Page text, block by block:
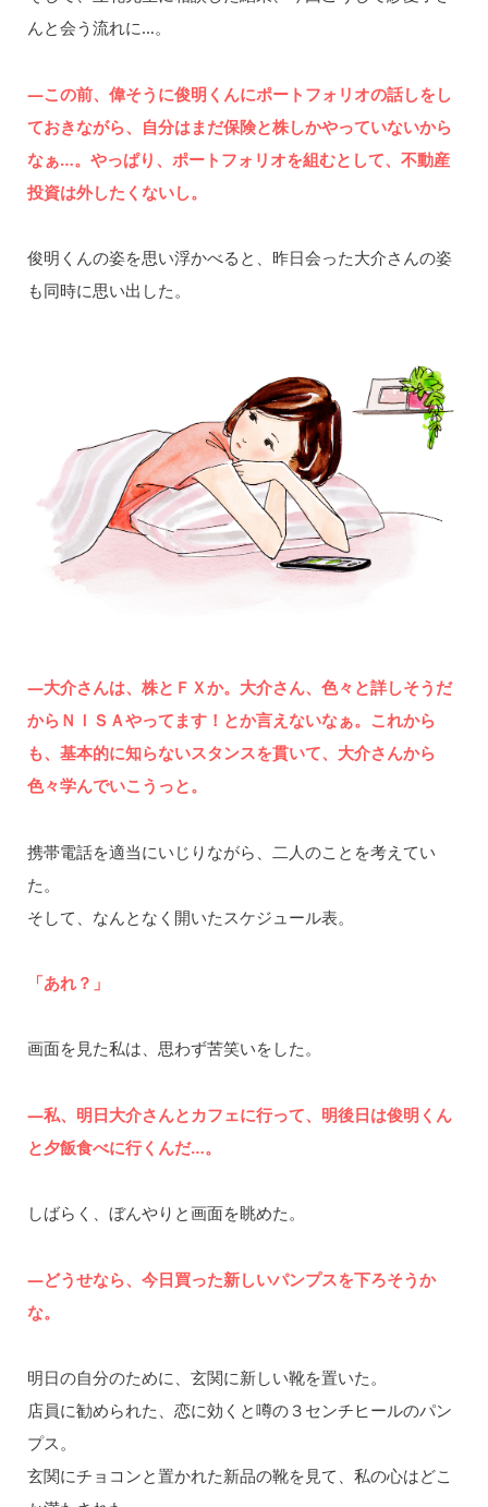
んと会う流れに…。
―この前、偉そうに俊明くんにポートフォリオの話しをし
ておきながら、自分はまだ保険と株しかやっていないから
なぁ…。やっぱり、ポートフォリオを組むとして、不動産
投資は外したくないし。
俊明くんの姿を思い浮かべると、昨日会った大介さんの姿
も同時に思い出した。
―大介さんは、株とＦＸか。大介さん、色々と詳しそうだ
からＮＩＳＡやってます！とか言えないなぁ。これから
も、基本的に知らないスタンスを貫いて、大介さんから
色々学んでいこうっと。
携帯電話を適当にいじりながら、二人のことを考えてい
た。
そして、なんとなく開いたスケジュール表。
「あれ？」
画面を見た私は、思わず苦笑いをした。
―私、明日大介さんとカフェに行って、明後日は俊明くん
と夕飯食べに行くんだ…。
しばらく、ぼんやりと画面を眺めた。
―どうせなら、今日買った新しいパンプスを下ろそうか
な。
明日の自分のために、玄関に新しい靴を置いた。
店員に勧められた、恋に効くと噂の３センチヒールのパン
プス。
玄関にチョコンと置かれた新品の靴を見て、私の心はどこ